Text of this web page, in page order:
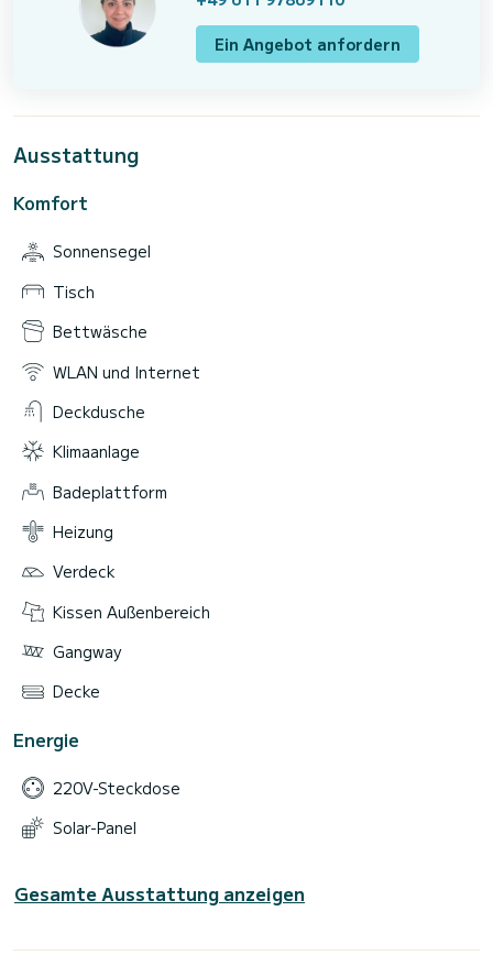
Ein Angebot anfordern
Ausstattung
Komfort
Sonnensegel
Tisch
Bettwäsche
WLAN und Internet
Deckdusche
Klimaanlage
Badeplattform
Heizung
Verdeck
Kissen Außenbereich
Gangway
Decke
Energie
220V-Steckdose
Solar-Panel
Gesamte Ausstattung anzeigen